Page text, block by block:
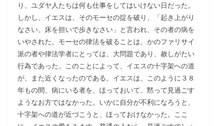
り、ユダヤ人たちは何も仕事をしてはいけない日だった。
しかし、イエスは、そのモーセの掟を破り、「起き上がり
なさい。床を担いで歩きなさい」と言われ、その者の病を
いやされた。モーセの律法を破ることは、かのファリサイ
派の者や律法学者にとっては、大問題であり、赦しがたい
行為であった。このことによって、イエスの十字架への道
が、また近くなったのである。イエスは、このように３８
年もの間、病にいる者を、ほっておいて、黙って見過ごす
ようなお方ではなかった。いかに自分が不利になろうと、
十字架への道が近づこうと、ほっておけなかった。ここ